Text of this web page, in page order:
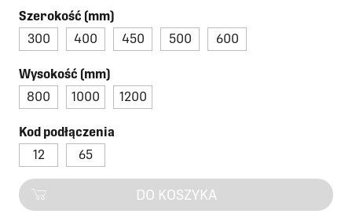
Szerokość (mm)
300
400 450 500 600
Wysokość (mm)
800
1000 1200
Kod podłączenia
12
65
DO KOSZYKA